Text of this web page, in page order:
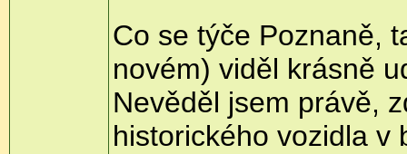
Co se týče Poznaně,
novém) viděl krásně
Nevěděl jsem právě,
historického vozidla v